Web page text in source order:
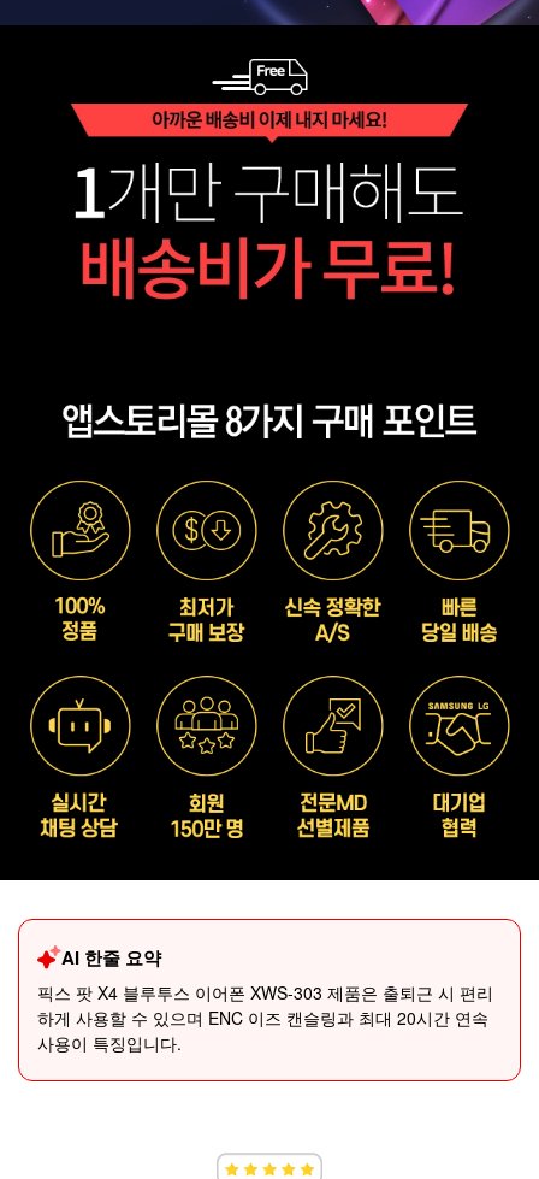
AI 한줄 요약
픽스 팟 X4 블루투스 이어폰 XWS-303 제품은 출퇴근 시 편리
하게 사용할 수 있으며 ENC 이즈 캔슬링과 최대 20시간 연속
사용이 특징입니다.